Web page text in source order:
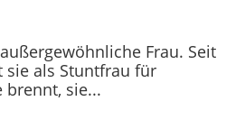
Frau. Seit
sie als Stuntfrau für
brennt, sie...